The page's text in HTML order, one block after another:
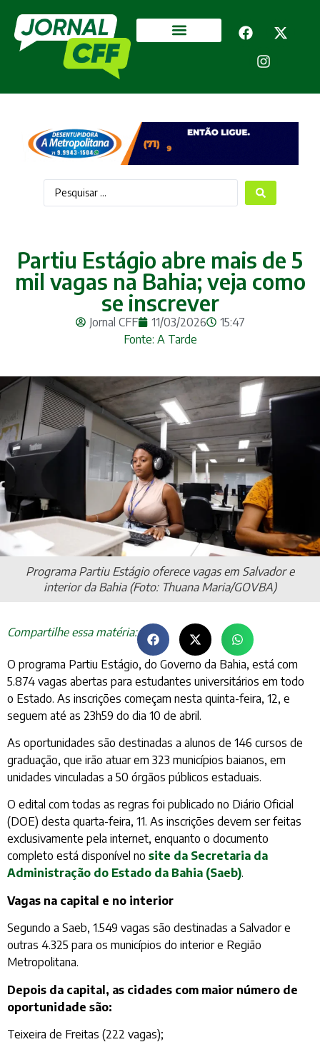
Partiu Estágio abre mais de 5
mil vagas na Bahia; veja como
se inscrever
Jornal CFF 11/03/2026
15:47
Fonte: A Tarde
Programa Partiu Estágio oferece vagas em Salvador e
interior da Bahia (Foto: Thuana Maria/GOVBA)
Compartilhe essa matéria:
O programa Partiu Estágio, do Governo da Bahia, está com
5.874 vagas abertas para estudantes universitários em todo
o Estado. As inscrições começam nesta quinta-feira, 12, e
seguem até as 23h59 do dia 10 de abril.
As oportunidades são destinadas a alunos de 146 cursos de
graduação, que irão atuar em 323 municípios baianos, em
unidades vinculadas a 50 órgãos públicos estaduais.
O edital com todas as regras foi publicado no Diário Oficial
(DOE) desta quarta-feira, 11. As inscrições devem ser feitas
exclusivamente pela internet, enquanto o documento
completo está disponível no site da Secretaria da
Administração do Estado da Bahia (Saeb).
Vagas na capital e no interior
Segundo a Saeb, 1.549 vagas são destinadas a Salvador e
outras 4.325 para os municípios do interior e Região
Metropolitana.
Depois da capital, as cidades com maior número de
oportunidade são:
Teixeira de Freitas (222 vagas);